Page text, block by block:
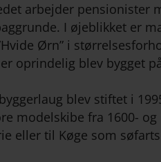
arbejder pensionister
I øjeblikket er
Ørn” i
oprindelig blev bygget
blev stiftet i
modelskibe fra 1600-
eller til Køge som